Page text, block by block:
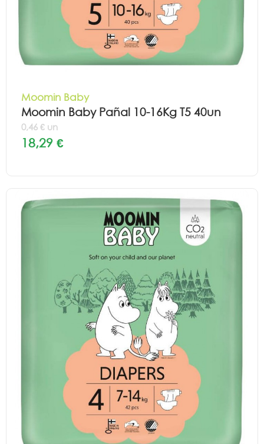
Moomin Baby
Moomin Baby Pañal 10-16Kg T5 40un
0,46 € un
18,29 €